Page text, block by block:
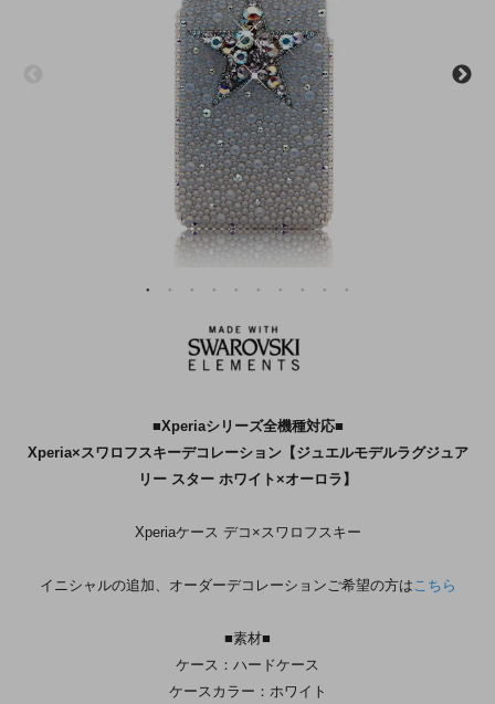
■Xperiaシリーズ全機種対応■
Xperia×スワロフスキーデコレーション【ジュエルモデルラグジュア
リー スター ホワイト×オーロラ】
Xperiaケース デコ×スワロフスキー
イニシャルの追加、オーダーデコレーションご希望の方はこちら
■素材■
ケース：ハードケース
ケースカラー：ホワイト